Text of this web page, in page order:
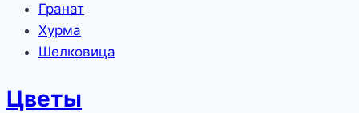
Гранат
Хурма
Шелковица
Цветы